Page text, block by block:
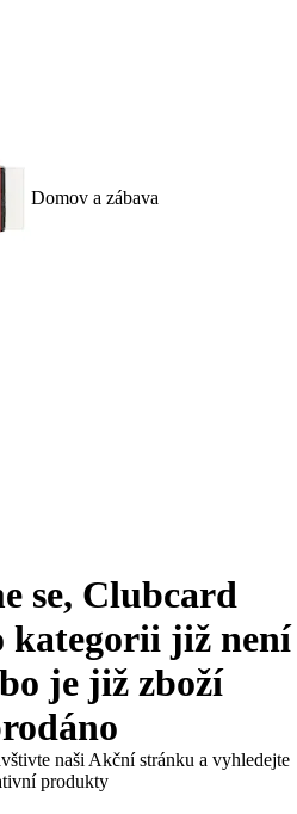
Domov a zábava
se, Clubcard
kategorii již není
je již zboží
naši Akční stránku a vyhledejte
produkty